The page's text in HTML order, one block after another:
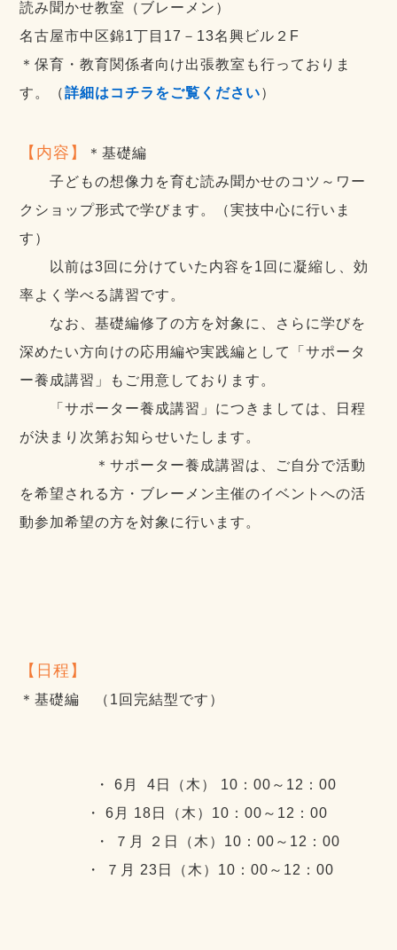
読み聞かせ教室（ブレーメン）
名古屋市中区錦1丁目17－13名興ビル２F
＊保育・教育関係者向け出張教室も行っておりま
す。（詳細はコチラをご覧ください）
【内容】
＊基礎編
子どもの想像力を育む読み聞かせのコツ～ワー
クショップ形式で学びます。（実技中心に行いま
す）
以前は3回に分けていた内容を1回に凝縮し、効
率よく学べる講習です。
なお、基礎編修了の方を対象に、さらに学びを
深めたい方向けの応用編や実践編として「サポータ
ー養成講習」もご用意しております。
「サポーター養成講習」につきましては、日程
が決まり次第お知らせいたします。
＊サポーター養成講習は、ご自分で活動
を希望される方・ブレーメン主催のイベントへの活
動参加希望の方を対象に行います。
【日程】
＊基礎編 （1回完結型です）
・ 6月 4日（木） 10：00～12：00
・ 6月 18日（木）10：00～12：00
・ ７月 ２日（木）10：00～12：00
・ ７月 23日（木）10：00～12：00